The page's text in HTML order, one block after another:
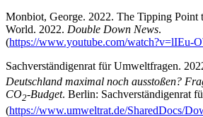
Monbiot, George. 2022. The Tipping
World. 2022. Double Down News.
(https://www.youtube.com/watch?v=lIEu-
Sachverständigenrat für Umweltfragen.
Deutschland maximal noch ausstoßen?
CO2-Budget. Berlin: Sachverständigenrat
(https://www.umweltrat.de/SharedDocs/